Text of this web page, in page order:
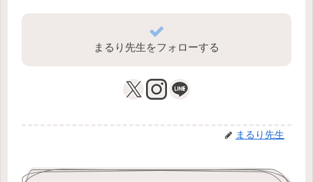
まるり先生をフォローする
まるり先生